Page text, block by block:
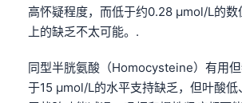
高怀疑程度，而低于约0.28 µmol/L的数
上的缺乏不太可能。.
同型半胱氨酸（Homocysteine）有用
于15 µmol/L的水平支持缺乏，但叶酸低